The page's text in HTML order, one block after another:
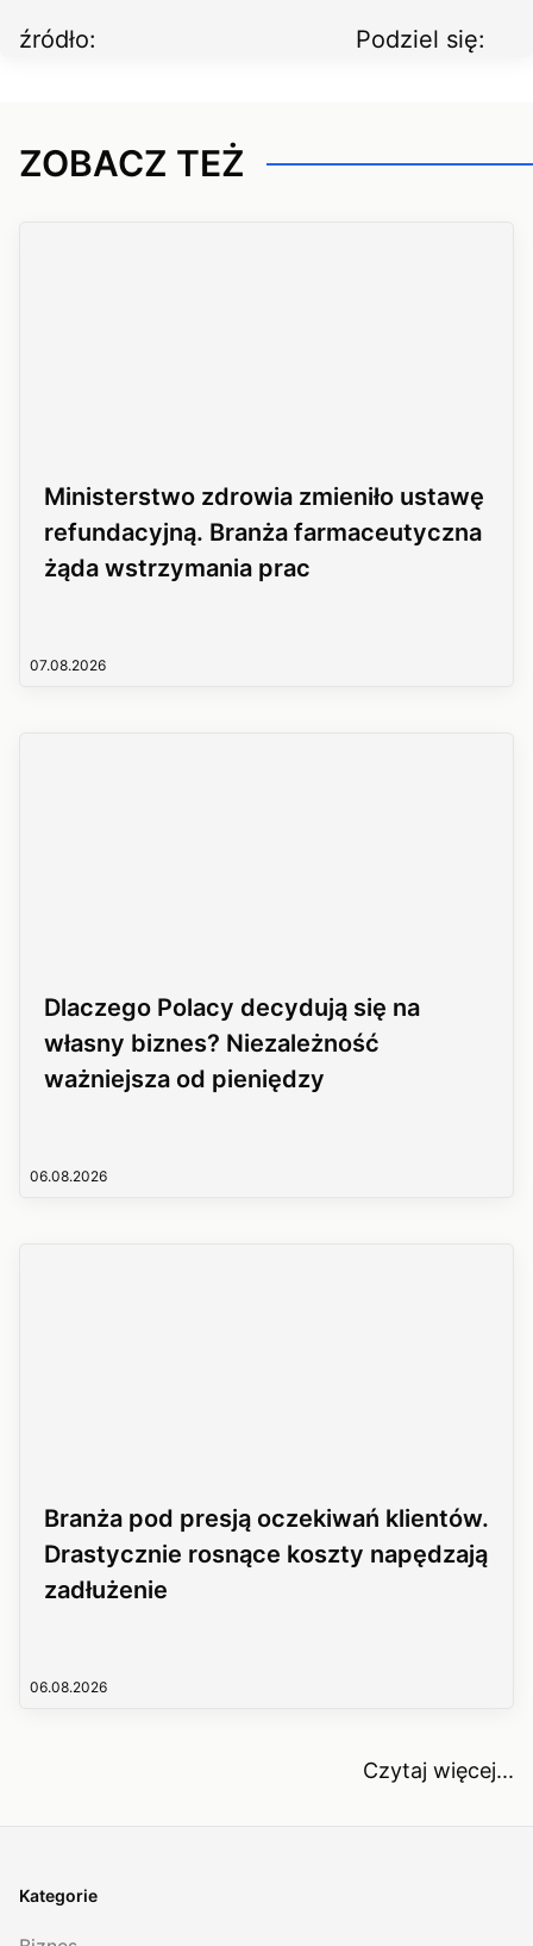
źródło: Podziel się:
ZOBACZ TEŻ
Ministerstwo zdrowia zmieniło ustawę
refundacyjną. Branża farmaceutyczna
żąda wstrzymania prac
07.08.2026
Dlaczego Polacy decydują się na
własny biznes? Niezależność
ważniejsza od pieniędzy
06.08.2026
Branża pod presją oczekiwań klientów.
Drastycznie rosnące koszty napędzają
zadłużenie
06.08.2026
Czytaj więcej...
Kategorie